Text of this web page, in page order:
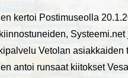
kertoi Postimuseolla
Systeemi.net
Vetolan asiakkaiden
antoi runsaat kiitokset